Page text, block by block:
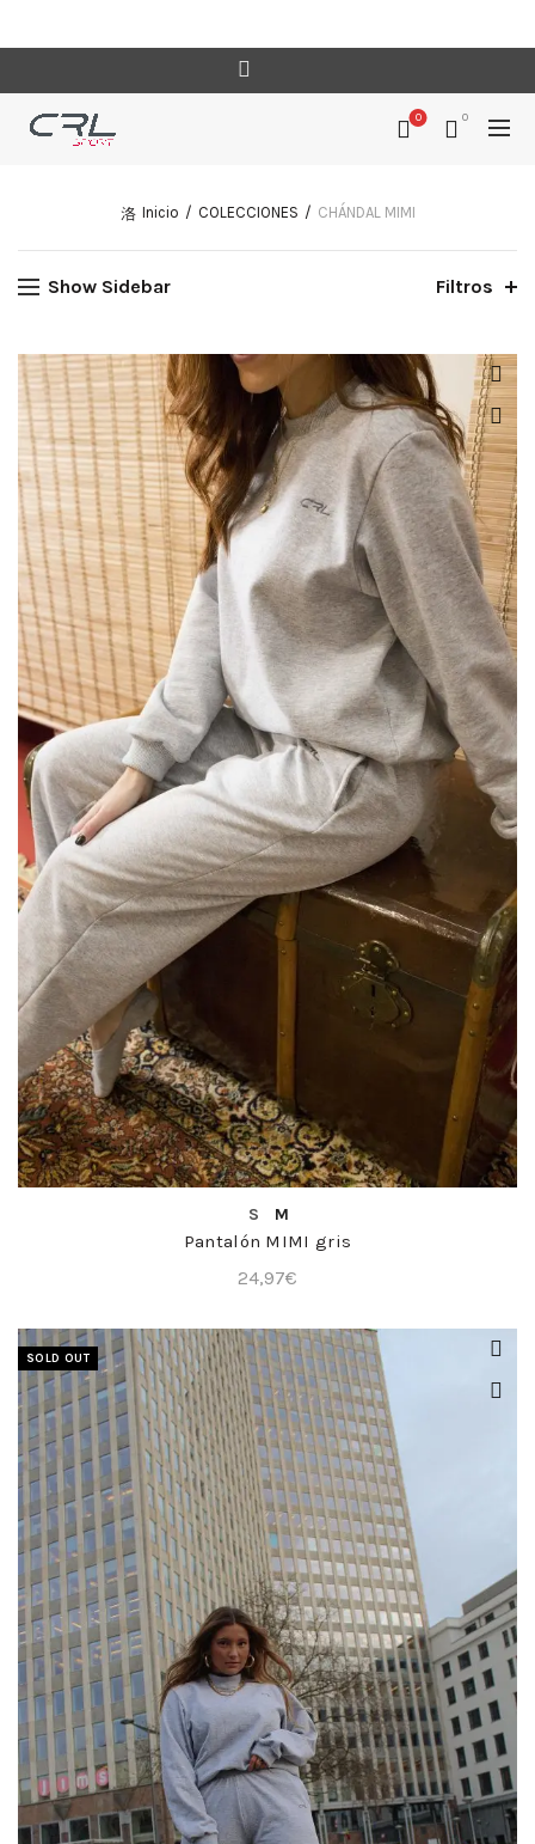
0 0
Inicio COLECCIONES CHÁNDAL MIMI
Show Sidebar Filtros
COMPRA RÁPIDA
S M
Pantalón MIMI gris
24,97€
SOLD OUT